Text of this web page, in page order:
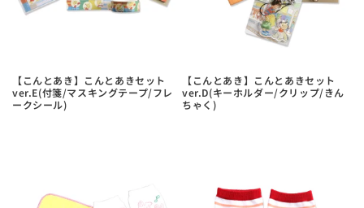
【こんとあき】こんとあきセット
ver.E(付箋/マスキングテープ/フレ
ークシール)
【こんとあき】こんとあきセット
ver.D(キーホルダー/クリップ/きん
ちゃく)